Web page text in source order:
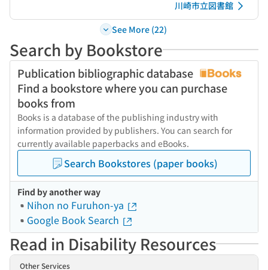
川崎市立図書館
See More (22)
Search by Bookstore
Publication bibliographic database
Find a bookstore where you can purchase
books from
Books is a database of the publishing industry with
information provided by publishers. You can search for
currently available paperbacks and eBooks.
Search Bookstores (paper books)
Find by another way
Nihon no Furuhon-ya
Google Book Search
Read in Disability Resources
Other Services